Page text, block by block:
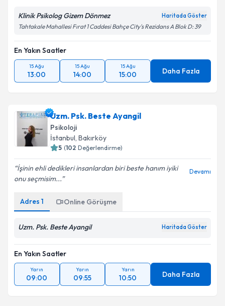
Klinik Psikolog Gizem Dönmez Haritada Göster
Tahtakale Mahallesi Fırat 1 Caddesi Bahçe City's Rezidans A Blok D: 39
En Yakın Saatler
15 Ağu
13:00
15 Ağu
14:00
15 Ağu
15:00 Daha Fazla
Uzm. Psk. Beste Ayangil
Psikoloji
İstanbul, Bakırköy
5 (102 Değerlendirme)
İşinin ehli dedikleri insanlardan biri beste hanım iyiki
onu seçmisim...
Devamı
Adres 1 Online Görüşme
Uzm. Psk. Beste Ayangil Haritada Göster
En Yakın Saatler
Yarın
09:00
Yarın
09:55
Yarın
10:50 Daha Fazla